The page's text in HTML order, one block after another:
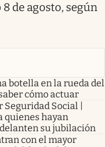
de agosto, según
botella en la rueda del
cómo actuar
Seguridad Social |
quienes hayan
su jubilación
con el mayor